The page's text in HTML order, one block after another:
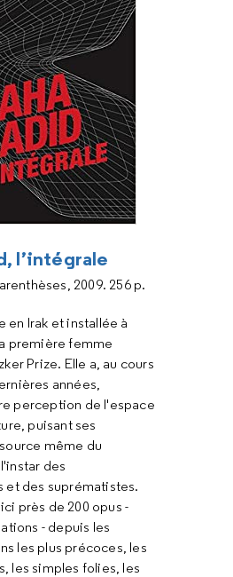
l’intégrale
2009. 256 p.
en Irak et installée à
première femme
Prize. Elle a, au cours
années,
perception de l'espace
puisant ses
même du
des
et des suprématistes.
près de 200 opus -
- depuis les
les plus précoces, les
les simples folies, les